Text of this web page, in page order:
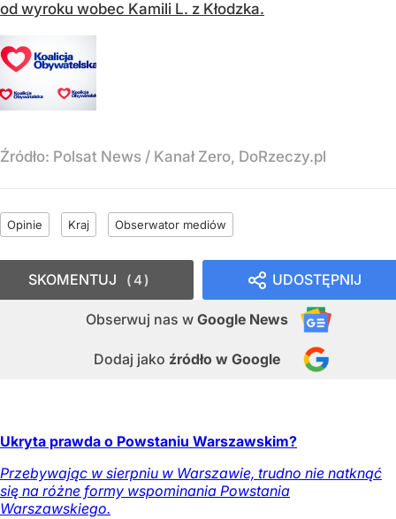
od wyroku wobec Kamili L. z Kłodzka.
Źródło: Polsat News / Kanał Zero, DoRzeczy.pl
Opinie Kraj Obserwator mediów
UDOSTĘPNIJ
Obserwuj nas w Google News
Dodaj jako źródło w Google
SKOMENTUJ 4
Ukryta prawda o Powstaniu Warszawskim?
Przebywając w sierpniu w Warszawie, trudno nie natknąć
się na różne formy wspominania Powstania
Warszawskiego.